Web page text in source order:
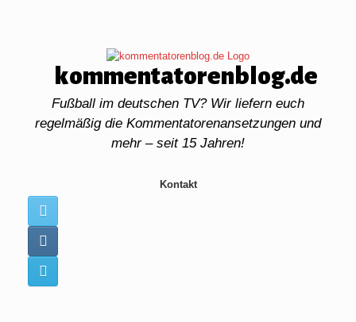
kommentatorenblog.de
Fußball im deutschen TV? Wir liefern euch
regelmäßig die Kommentatorenansetzungen und
mehr – seit 15 Jahren!
Kontakt